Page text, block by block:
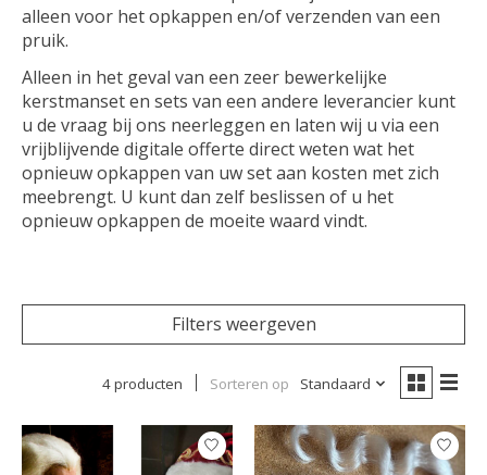
alleen voor het opkappen en/of verzenden van een
pruik.
Alleen in het geval van een zeer bewerkelijke
kerstmanset en sets van een andere leverancier kunt
u de vraag bij ons neerleggen en laten wij u via een
vrijblijvende digitale offerte direct weten wat het
opnieuw opkappen van uw set aan kosten met zich
meebrengt. U kunt dan zelf beslissen of u het
opnieuw opkappen de moeite waard vindt.
Filters weergeven
4 producten Sorteren op Standaard